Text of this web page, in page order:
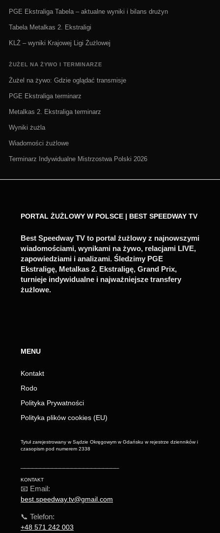
PGE Ekstraliga Tabela – aktualne wyniki i bilans drużyn
Tabela Metalkas 2. Ekstraligi
KLŻ – wyniki Krajowej Ligi Żużlowej
ŻUŻEL NA ŻYWO I TERMINARZE
Żużel na żywo: Gdzie oglądać transmisje
PGE Ekstraliga terminarz
Metalkas 2. Ekstraliga terminarz
Wyniki żużla
Wiadomości żużlowe
Terminarz Indywidualne Mistrzostwa Polski 2026
PORTAL ŻUŻLOWY W POLSCE | BEST SPEEDWAY TV
Best Speedway TV to portal żużlowy z najnowszymi
wiadomościami, wynikami na żywo, relacjami LIVE,
zapowiedziami i analizami. Śledzimy PGE
Ekstraligę, Metalkas 2. Ekstraligę, Grand Prix,
turnieje indywidualne i najważniejsze transfery
żużlowe.
MENU
Kontakt
Rodo
Polityka Prywatności
Polityka plików cookies (EU)
Tytuł zarejestrowany w Sądzie Okręgowym w Gdańsku w rejestrze dzienników i
czasopism pod numerem 2338
KONTAKT
📧 Email:
best.speedway.tv@gmail.com
📞 Telefon:
+48 571 242 003